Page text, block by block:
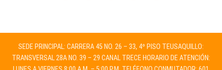
SEDE PRINCIPAL: CARRERA 45 NO. 26 – 33, 4º PISO TEUSAQUILLO:
TRANSVERSAL 28A NO. 39 – 29 CANAL TRECE HORARIO DE ATENCIÓN: